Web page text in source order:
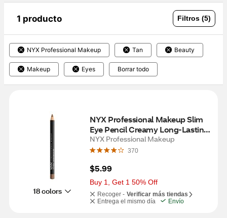
1 producto Filtros (5)
NYX Professional Makeup Tan Beauty
Makeup Eyes Borrar todo
18 colors
NYX Professional Makeup Slim
Eye Pencil Creamy Long-Lasting
Eyeliner, Light Brown
NYX Professional Makeup
370
$5.99
Buy 1, Get 1 50% Off
Recoger - Verificar más tiendas
Entrega el mismo día
Envío